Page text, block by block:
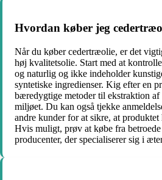
Hvordan køber jeg
Når du køber cedertræolie, er det
høj kvalitetsolie. Start med at
og naturlig og ikke indeholder
syntetiske ingredienser. Kig efter en
bæredygtige metoder til ekstraktion af
miljøet. Du kan også tjekke
andre kunder for at sikre, at produktet
Hvis muligt, prøv at købe fra
producenter, der specialiserer sig i